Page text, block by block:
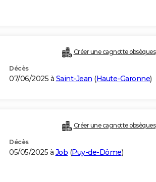
Créer une cagnotte obsèques
Décès
07/06/2025 à Saint-Jean (Haute-Garonne)
Créer une cagnotte obsèques
Décès
05/05/2025 à Job (Puy-de-Dôme)